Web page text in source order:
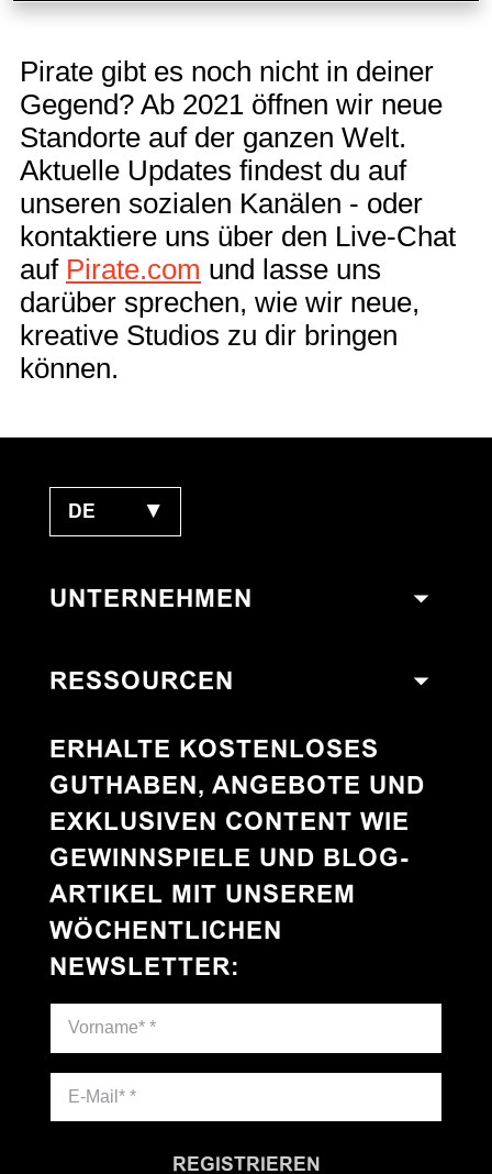
Pirate gibt es noch nicht in deiner
Gegend? Ab 2021 öffnen wir neue
Standorte auf der ganzen Welt.
Aktuelle Updates findest du auf
unseren sozialen Kanälen - oder
kontaktiere uns über den Live-Chat
auf Pirate.com und lasse uns
darüber sprechen, wie wir neue,
kreative Studios zu dir bringen
können.
DE ▼
UNTERNEHMEN
RESSOURCEN
ERHALTE KOSTENLOSES
GUTHABEN, ANGEBOTE UND
EXKLUSIVEN CONTENT WIE
GEWINNSPIELE UND BLOG-
ARTIKEL MIT UNSEREM
WÖCHENTLICHEN
NEWSLETTER:
REGISTRIEREN